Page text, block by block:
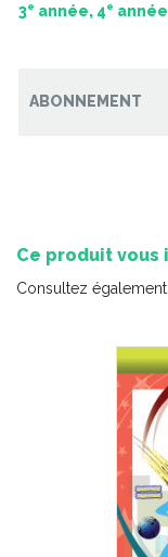
3e année, 4 e
ABONNEMENT
Ce produit vous
Consultez